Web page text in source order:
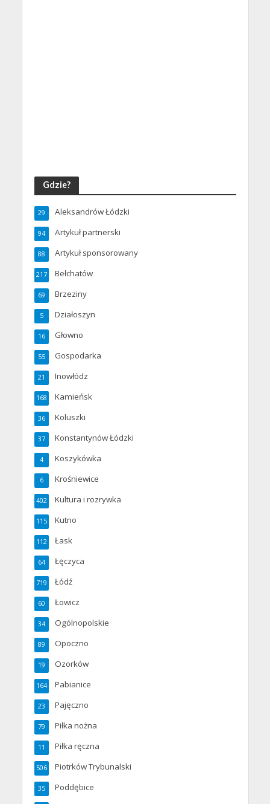
Gdzie?
Aleksandrów Łódzki
29
Artykuł partnerski
94
Artykuł sponsorowany
88
Bełchatów
217
Brzeziny
69
Działoszyn
5
Głowno
16
Gospodarka
55
Inowłódz
21
Kamieńsk
168
Koluszki
36
Konstantynów Łódzki
37
Koszykówka
4
Krośniewice
6
Kultura i rozrywka
402
Kutno
115
Łask
112
Łęczyca
64
Łódź
719
Łowicz
60
Ogólnopolskie
34
Opoczno
89
Ozorków
19
Pabianice
164
Pajęczno
23
Piłka nożna
79
Piłka ręczna
11
Piotrków Trybunalski
506
Poddębice
35